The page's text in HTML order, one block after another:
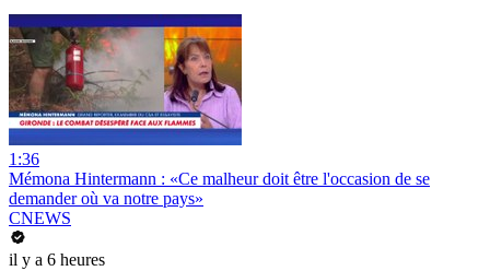
1:36
Mémona Hintermann : «Ce malheur doit être l'occasion de se
demander où va notre pays»
CNEWS
il y a 6 heures